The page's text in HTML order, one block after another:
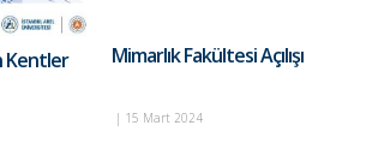
Kentler Mimarlık Fakültesi Açılışı
| 15 Mart 2024